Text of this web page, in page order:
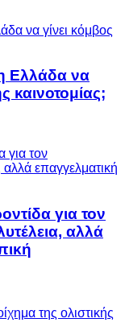
Ελλάδα να
καινοτομίας;
για τον
αλλά